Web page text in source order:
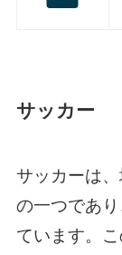
サッカー
サッカーは
の一つであ
ています。